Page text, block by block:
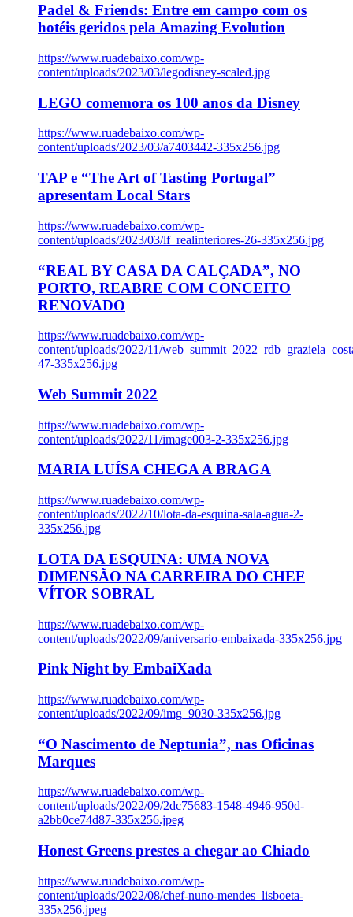
Padel & Friends: Entre em campo com os
hotéis geridos pela Amazing Evolution
https://www.ruadebaixo.com/wp-
content/uploads/2023/03/legodisney-scaled.jpg
LEGO comemora os 100 anos da Disney
https://www.ruadebaixo.com/wp-
content/uploads/2023/03/a7403442-335x256.jpg
TAP e “The Art of Tasting Portugal”
apresentam Local Stars
https://www.ruadebaixo.com/wp-
content/uploads/2023/03/lf_realinteriores-26-335x256.jpg
“REAL BY CASA DA CALÇADA”, NO
PORTO, REABRE COM CONCEITO
RENOVADO
https://www.ruadebaixo.com/wp-
content/uploads/2022/11/
47-335x256.jpg
Web Summit 2022
https://www.ruadebaixo.com/wp-
content/uploads/2022/11/image003-2-335x256.jpg
MARIA LUÍSA CHEGA A BRAGA
https://www.ruadebaixo.com/wp-
content/uploads/2022/10/lota-da-esquina-sala-agua-2-
335x256.jpg
LOTA DA ESQUINA: UMA NOVA
DIMENSÃO NA CARREIRA DO CHEF
VÍTOR SOBRAL
https://www.ruadebaixo.com/wp-
content/uploads/2022/09/aniversario-embaixada-335x256.jpg
Pink Night by EmbaiXada
https://www.ruadebaixo.com/wp-
content/uploads/2022/09/img_9030-335x256.jpg
“O Nascimento de Neptunia”, nas Oficinas
Marques
https://www.ruadebaixo.com/wp-
content/uploads/2022/09/2dc75683-1548-4946-950d-
a2bb0ce74d87-335x256.jpeg
Honest Greens prestes a chegar ao Chiado
https://www.ruadebaixo.com/wp-
content/uploads/2022/08/chef-nuno-mendes_lisboeta-
335x256.jpeg